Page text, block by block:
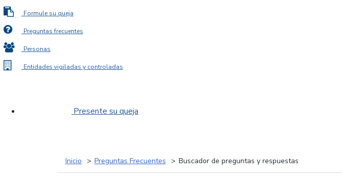
Formule su queja
Preguntas frecuentes
Personas
Entidades vigiladas y controladas
Presente su queja
Inicio Preguntas Frecuentes Buscador de preguntas y respuestas